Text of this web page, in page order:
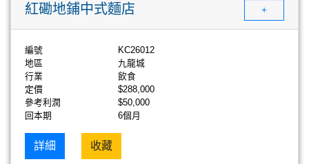
紅磡地鋪中式麵店 +
編號
KC26012
地區
九龍城
行業
飲食
定價
$288,000
參考利潤
$50,000
回本期
6個月
詳細 收藏